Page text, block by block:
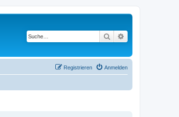
Suche
Anmelden
Registrieren